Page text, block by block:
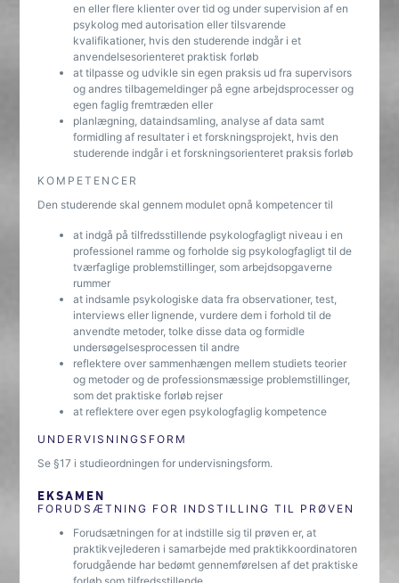
en eller flere klienter over tid og under supervision af en
psykolog med autorisation eller tilsvarende
kvalifikationer, hvis den studerende indgår i et
anvendelsesorienteret praktisk forløb
at tilpasse og udvikle sin egen praksis ud fra supervisors
og andres tilbagemeldinger på egne arbejdsprocesser og
egen faglig fremtræden eller
planlægning, dataindsamling, analyse af data samt
formidling af resultater i et forskningsprojekt, hvis den
studerende indgår i et forskningsorienteret praksis forløb
KOMPETENCER
Den studerende skal gennem modulet opnå kompetencer til
at indgå på tilfredsstillende psykologfagligt niveau i en
professionel ramme og forholde sig psykologfagligt til de
tværfaglige problemstillinger, som arbejdsopgaverne
rummer
at indsamle psykologiske data fra observationer, test,
interviews eller lignende, vurdere dem i forhold til de
anvendte metoder, tolke disse data og formidle
undersøgelsesprocessen til andre
reflektere over sammenhængen mellem studiets teorier
og metoder og de professionsmæssige problemstillinger,
som det praktiske forløb rejser
at reflektere over egen psykologfaglig kompetence
UNDERVISNINGSFORM
Se §17 i studieordningen for undervisningsform.
EKSAMEN
FORUDSÆTNING FOR INDSTILLING TIL PRØVEN
Forudsætningen for at indstille sig til prøven er, at
praktikvejlederen i samarbejde med praktikkoordinatoren
forudgående har bedømt gennemførelsen af det praktiske